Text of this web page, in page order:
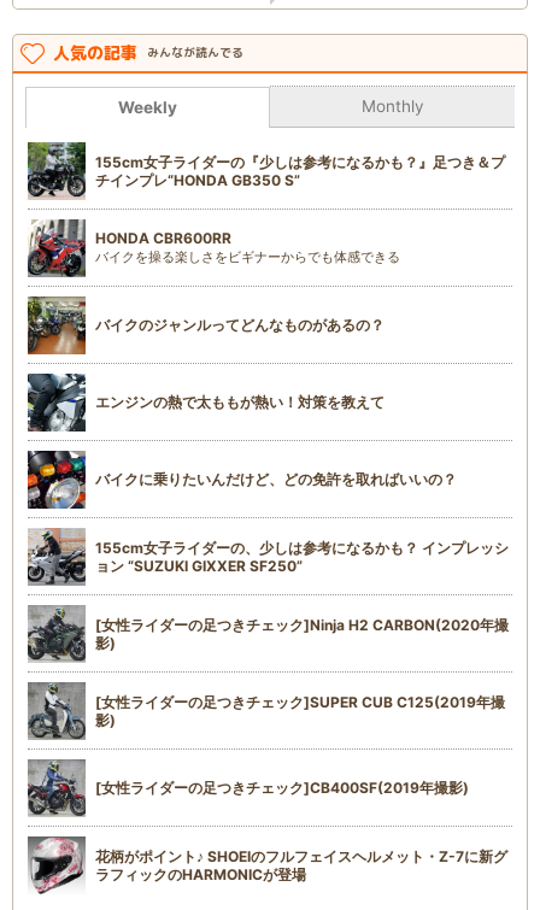
人気の記事 みんなが読んでる
Weekly Monthly
155cm女子ライダーの『少しは参考になるかも？』足つき＆プ
チインプレ“HONDA GB350 S”
HONDA CBR600RR
バイクを操る楽しさをビギナーからでも体感できる
バイクのジャンルってどんなものがあるの？
エンジンの熱で太ももが熱い！対策を教えて
バイクに乗りたいんだけど、どの免許を取ればいいの？
155cm女子ライダーの、少しは参考になるかも？ インプレッシ
ョン “SUZUKI GIXXER SF250”
[女性ライダーの足つきチェック]Ninja H2 CARBON(2020年撮
影)
[女性ライダーの足つきチェック]SUPER CUB C125(2019年撮
影)
[女性ライダーの足つきチェック]CB400SF(2019年撮影)
花柄がポイント♪ SHOEIのフルフェイスヘルメット・Z-7に新グ
ラフィックのHARMONICが登場